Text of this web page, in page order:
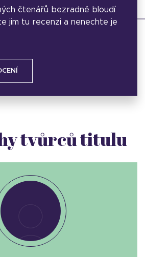
čtenářů bezradně bloudí
jim tu recenzi a nenechte je
tvůrců titulu